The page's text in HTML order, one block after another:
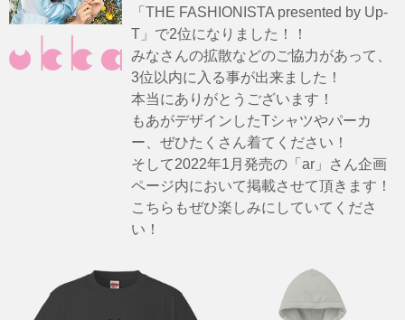
「THE FASHIONISTA presented by Up-
T」で2位になりました！！
みなさんの拡散などのご協力があって、
3位以内に入る事が出来ました！
本当にありがとうございます！
もあがデザインしたTシャツやパーカ
ー、ぜひたくさん着てください！
そして2022年1月発売の「ar」さん企画
ページ内において掲載させて頂きます！
こちらもぜひ楽しみにしていてくださ
い！